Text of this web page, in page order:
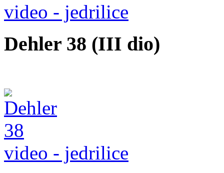
video - jedrilice
Dehler 38 (III dio)
video - jedrilice